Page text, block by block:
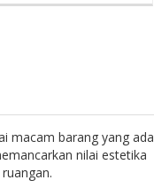
macam barang yang ada
nilai estetika